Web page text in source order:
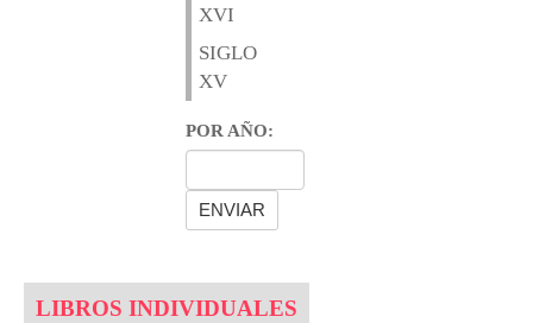
XVI
SIGLO
XV
POR AÑO:
LIBROS INDIVIDUALES